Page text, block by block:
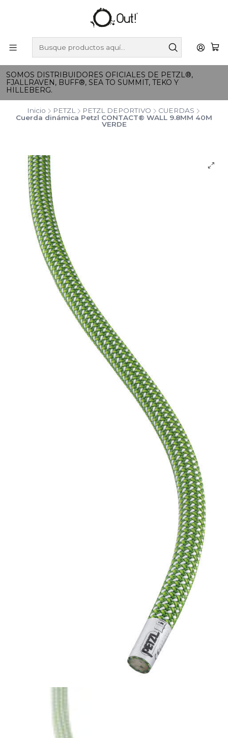
SOMOS DISTRIBUIDORES OFICIALES DE PETZL®,
FJALLRAVEN, BUFF®, SEA TO SUMMIT, TEKO Y
HILLEBERG.
Inicio PETZL PETZL DEPORTIVO
CUERDAS
Cuerda dinámica Petzl CONTACT® WALL 9.8MM 40M
VERDE